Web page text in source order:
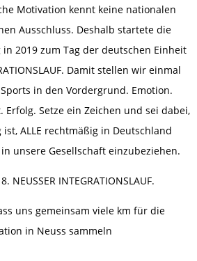
Motivation kennt keine nationalen
Ausschluss. Deshalb startete die
in 2019 zum Tag der deutschen Einheit
Damit stellen wir einmal
in den Vordergrund. Emotion.
Erfolg. Setze ein Zeichen und sei dabei,
ALLE rechtmäßig in Deutschland
unsere Gesellschaft einzubeziehen.
NEUSSER INTEGRATIONSLAUF.
uns gemeinsam viele km für die
in Neuss sammeln